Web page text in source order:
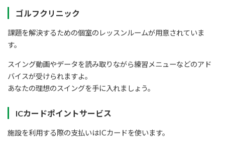
ゴルフクリニック
課題を解決するための個室のレッスンルームが用意されていま
す。
スイング動画やデータを読み取りながら練習メニューなどのアド
バイスが受けられますよ。
あなたの理想のスイングを手に入れましょう。
ICカードポイントサービス
施設を利用する際の支払いはICカードを使います。